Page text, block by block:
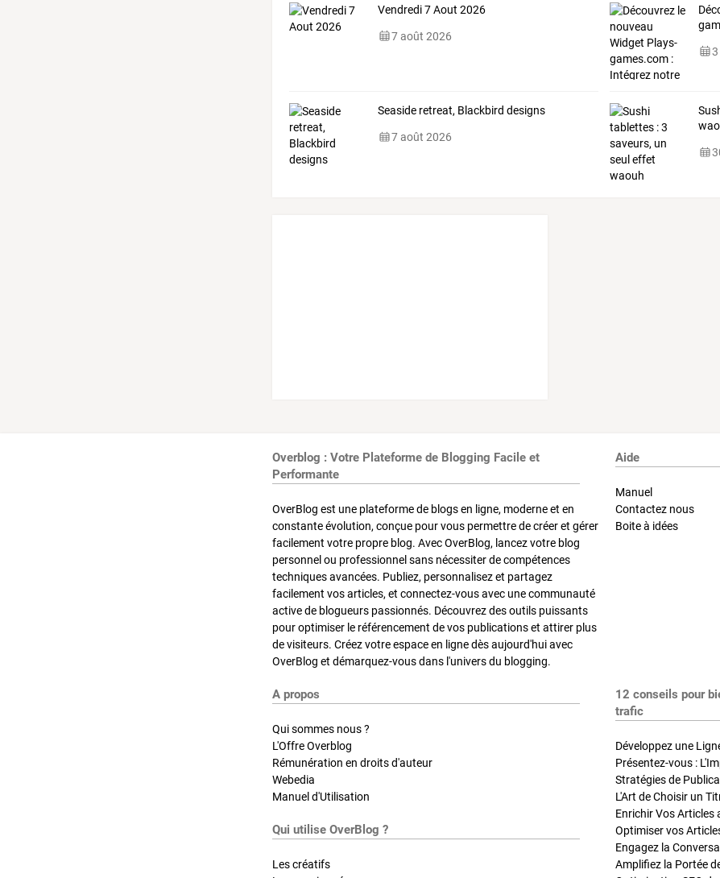
Vendredi 7 Aout 2026
7 août 2026
Seaside retreat, Blackbird designs
7 août 2026
Overblog : Votre Plateforme de Blogging Facile et
Performante
OverBlog est une plateforme de blogs en ligne, moderne et en
constante évolution, conçue pour vous permettre de créer et gérer
facilement votre propre blog. Avec OverBlog, lancez votre blog
personnel ou professionnel sans nécessiter de compétences
techniques avancées. Publiez, personnalisez et partagez
facilement vos articles, et connectez-vous avec une communauté
active de blogueurs passionnés. Découvrez des outils puissants
pour optimiser le référencement de vos publications et attirer plus
de visiteurs. Créez votre espace en ligne dès aujourd'hui avec
OverBlog et démarquez-vous dans l'univers du blogging.
Aide
Manuel
Contactez nous
Boite à idées
A propos
Qui sommes nous ?
L'Offre Overblog
Rémunération en droits d'auteur
Webedia
Manuel d'Utilisation
Qui utilise OverBlog ?
Les créatifs
12 conseils pour
trafic
Développez une
Présentez-vous :
L'Art de Choisir un
Optimiser vos
Engagez la
Amplifiez la Portée